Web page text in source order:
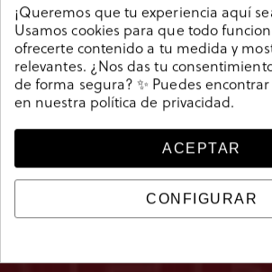
¡Queremos que tu experiencia aquí
Usamos cookies para que todo
ofrecerte contenido a tu medida y
relevantes. ¿Nos das tu
de forma segura? ✨ Puedes
en nuestra política de privacidad.
ACEPTAR
CONFIGURAR